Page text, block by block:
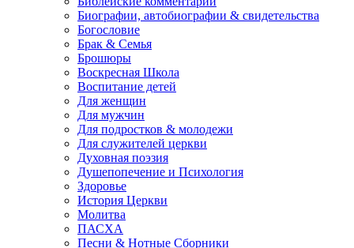
Биографии, автобиографии & свидетельства
Богословие
Брак & Семья
Брошюры
Воскресная Школа
Воспитание детей
Для женщин
Для мужчин
Для подростков & молодежи
Для служителей церкви
Духовная поэзия
Душепопечение и Психология
Здоровье
История Церкви
Молитва
ПАСХА
Песни & Нотные Сборники